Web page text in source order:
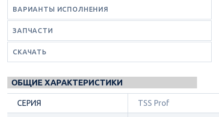
ВАРИАНТЫ ИСПОЛНЕНИЯ
ЗАПЧАСТИ
СКАЧАТЬ
ОБЩИЕ ХАРАКТЕРИСТИКИ
СЕРИЯ TSS Prof